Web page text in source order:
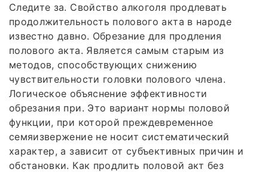
Следите за. Свойство алкоголя продлевать
продолжительность полового акта в народе
известно давно. Обрезание для продления
полового акта. Является самым старым из
методов, способствующих снижению
чувствительности головки полового члена.
Логическое объяснение эффективности
обрезания при. Это вариант нормы половой
функции, при которой преждевременное
семяизвержение не носит систематический
характер, а зависит от субъективных причин и
обстановки. Как продлить половой акт без